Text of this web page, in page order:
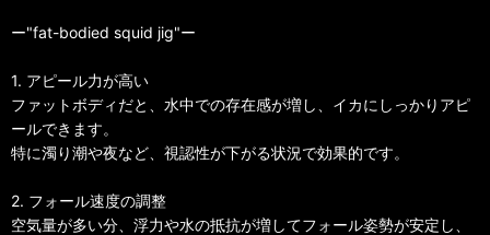
ー"fat-bodied squid jig"ー
1. アピール力が高い
ファットボディだと、水中での存在感が増し、イカにしっかりアピ
ールできます。
特に濁り潮や夜など、視認性が下がる状況で効果的です。
2. フォール速度の調整
空気量が多い分、浮力や水の抵抗が増してフォール姿勢が安定し、